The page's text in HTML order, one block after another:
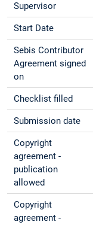
Supervisor
Start Date
Sebis Contributor
Agreement signed
on
Checklist filled
Submission date
Copyright
agreement -
publication
allowed
Copyright
agreement -